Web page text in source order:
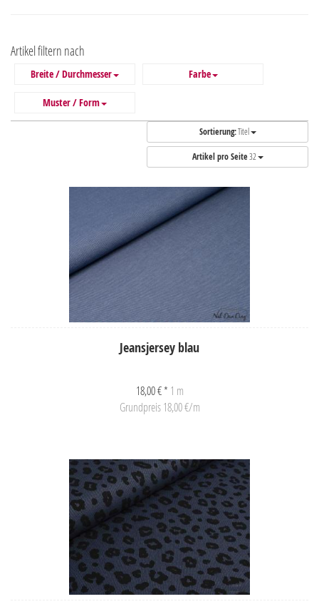
Artikel filtern nach
Breite / Durchmesser Farbe
Muster / Form
Sortierung:Titel
Artikel pro Seite32
Jeansjersey blau
18,00 € * 1 m
Grundpreis 18,00 €/m